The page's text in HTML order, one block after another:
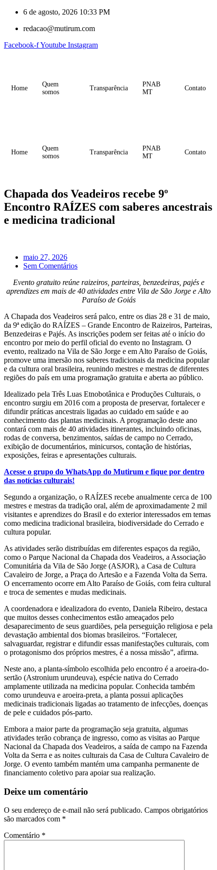
6 de agosto, 2026 10:33 PM
redacao@mutirum.com
Facebook-fYoutube Instagram
Home
Quem
somos
Transparência
PNAB
MT
Contato
Home
Quem
somos
Transparência
PNAB
MT
Contato
Chapada dos Veadeiros recebe 9º
Encontro RAÍZES com saberes ancestrais
e medicina tradicional
maio 27, 2026
Sem Comentários
Evento gratuito reúne raizeiros, parteiras, benzedeiras, pajés e
aprendizes em mais de 40 atividades entre Vila de São Jorge e Alto
Paraíso de Goiás
A Chapada dos Veadeiros será palco, entre os dias 28 e 31 de maio,
da 9ª edição do RAÍZES – Grande Encontro de Raizeiros, Parteiras,
Benzedeiras e Pajés. As inscrições podem ser feitas até o início do
encontro por meio do perfil oficial do evento no Instagram. O
evento, realizado na Vila de São Jorge e em Alto Paraíso de Goiás,
promove uma imersão nos saberes tradicionais da medicina popular
e da cultura oral brasileira, reunindo mestres e mestras de diferentes
regiões do país em uma programação gratuita e aberta ao público.
Idealizado pela Três Luas Etnobotânica e Produções Culturais, o
encontro surgiu em 2016 com a proposta de preservar, fortalecer e
difundir práticas ancestrais ligadas ao cuidado em saúde e ao
conhecimento das plantas medicinais. A programação deste ano
contará com mais de 40 atividades itinerantes, incluindo oficinas,
rodas de conversa, benzimentos, saídas de campo no Cerrado,
exibição de documentários, minicursos, contação de histórias,
exposições, feiras e apresentações culturais.
Acesse o grupo do WhatsApp do Mutirum e fique por dentro
das notícias culturais!
Segundo a organização, o RAÍZES recebe anualmente cerca de 100
mestres e mestras da tradição oral, além de aproximadamente 2 mil
visitantes e aprendizes do Brasil e do exterior interessados em temas
como medicina tradicional brasileira, biodiversidade do Cerrado e
cultura popular.
As atividades serão distribuídas em diferentes espaços da região,
como o Parque Nacional da Chapada dos Veadeiros, a Associação
Comunitária da Vila de São Jorge (ASJOR), a Casa de Cultura
Cavaleiro de Jorge, a Praça do Artesão e a Fazenda Volta da Serra.
O encerramento ocorre em Alto Paraíso de Goiás, com feira cultural
e troca de sementes e mudas medicinais.
A coordenadora e idealizadora do evento, Daniela Ribeiro, destaca
que muitos desses conhecimentos estão ameaçados pelo
desaparecimento de seus guardiões, pela perseguição religiosa e pela
devastação ambiental dos biomas brasileiros. “Fortalecer,
salvaguardar, registrar e difundir essas manifestações culturais, com
o protagonismo dos próprios mestres, é a nossa missão”, afirma.
Neste ano, a planta-símbolo escolhida pelo encontro é a aroeira-do-
sertão (Astronium urundeuva), espécie nativa do Cerrado
amplamente utilizada na medicina popular. Conhecida também
como urundeuva e aroeira-preta, a planta possui aplicações
medicinais tradicionais ligadas ao tratamento de infecções, doenças
de pele e cuidados pós-parto.
Embora a maior parte da programação seja gratuita, algumas
atividades terão cobrança de ingresso, como as visitas ao Parque
Nacional da Chapada dos Veadeiros, a saída de campo na Fazenda
Volta da Serra e as noites culturais da Casa de Cultura Cavaleiro de
Jorge. O evento também mantém uma campanha permanente de
financiamento coletivo para apoiar sua realização.
Deixe um comentário
O seu endereço de e-mail não será publicado. Campos obrigatórios
são marcados com *
Comentário *